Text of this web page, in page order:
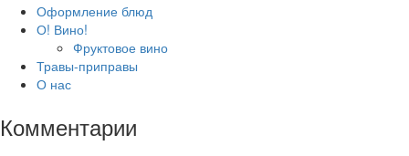
Оформление блюд
О! Вино!
Фруктовое вино
Травы-приправы
О нас
Комментарии